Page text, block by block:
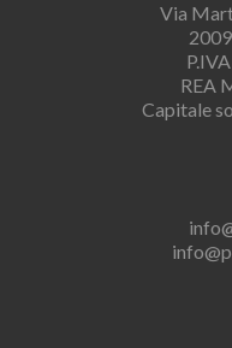
Via
REA
Capitale